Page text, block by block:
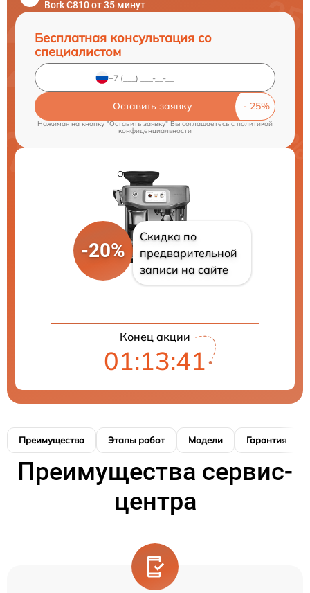
Bork C810 от 35 минут
Бесплатная консультация со
специалистом
Оставить заявку
Нажимая на кнопку "Оставить заявку" Вы соглашаетесь cполитикой
конфиденциальности
-20%
Скидка по
предварительной
записи на сайте
Конец акции
01:13:40
Преимущества Этапы работ Модели Гарантия
Преимущества сервис-
центра